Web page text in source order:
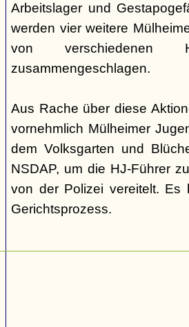
Arbeitslager und
werden vier weitere
von verschiedenen
zusammengeschlagen.
Aus Rache über diese
vornehmlich Mülheimer
dem Volksgarten und
NSDAP, um die HJ-Führer
von der Polizei vereitelt. Es
Gerichtsprozess.